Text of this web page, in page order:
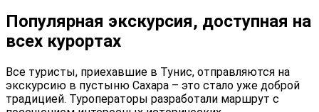
Популярная экскурсия, доступная на
всех курортах
Все туристы, приехавшие в Тунис, отправляются на
экскурсию в пустыню Сахара – это стало уже доброй
традицией. Туроператоры разработали маршрут с